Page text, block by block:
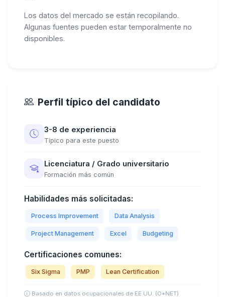
Los datos del mercado se están recopilando.
Algunas fuentes pueden estar temporalmente no
disponibles.
Perfil típico del candidato
3-8 de experiencia
Típico para este puesto
Licenciatura / Grado universitario
Formación más común
Habilidades más solicitadas:
Process Improvement Data Analysis
Project Management Excel Budgeting
Certificaciones comunes:
Six Sigma PMP Lean Certification
Basado en datos ocupacionales de EE.UU. (O*NET)